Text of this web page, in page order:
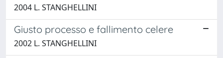
2004 L. STANGHELLINI
Giusto processo e fallimento celere
2002 L. STANGHELLINI